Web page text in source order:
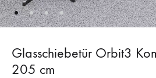
Glasschiebetür Orbit3
205 cm